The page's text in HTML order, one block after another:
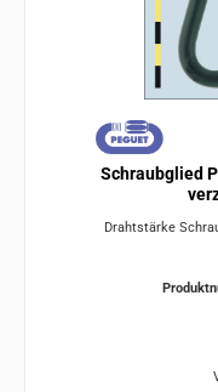
Schraubglied
Drahtstärke